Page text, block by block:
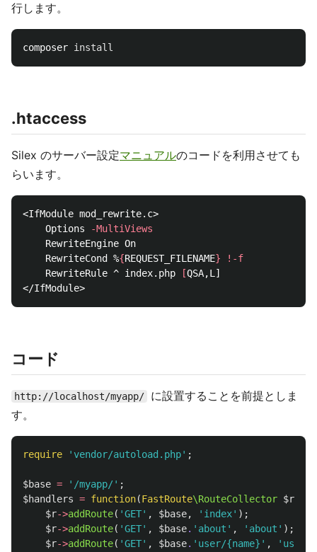
行します。
composer install
.htaccess
Silex のサーバー設定マニュアルのコードを利用させても
らいます。
<IfModule mod_rewrite.c>
    Options
-MultiViews
    RewriteEngine On
    RewriteCond %
{REQUEST_FILENAME} ! -f
    RewriteRule ^ index.php
[QSA,L]
コード
http://localhost/myapp/
に設置することを前提としま
す。
require 'vendor/autoload.php' ;
$base = '/myapp/' ;
$handlers = function(FastRoute\RouteCollector $r
$r->addRoute( 'GET' , $base, 'index' );
$r->addRoute( 'GET' , $base. 'about' , 'about' );
$r->addRoute( 'GET' , $base. 'user/{name}' , 'user'